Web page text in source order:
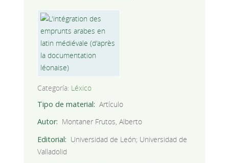
Categoría: Léxico
Tipo de material
Artículo
Autor
Montaner Frutos, Alberto
Editorial
Universidad de León; Universidad de
Valladolid